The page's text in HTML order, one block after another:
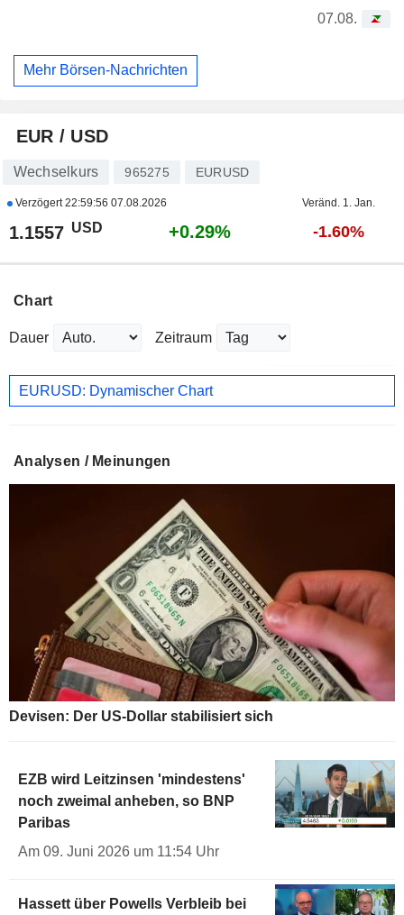
07.08.
Mehr Börsen-Nachrichten
EUR / USD
Wechselkurs 965275 EURUSD
Verzögert22:59:56 07.08.2026 Veränd. 1. Jan.
1.1557 USD +0.29% -1.60%
Chart
Dauer Zeitraum
EURUSD: Dynamischer Chart
Analysen / Meinungen
Devisen: Der US-Dollar stabilisiert sich
EZB wird Leitzinsen 'mindestens'
noch zweimal anheben, so BNP
Paribas
Am 09. Juni 2026 um 11:54 Uhr
Hassett über Powells Verbleib bei